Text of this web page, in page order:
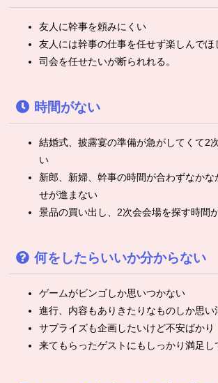
友人に幹事を頼みにくい
友人には幹事の仕事を任せず楽しんでほ
司会を任せたいが断られれる。
時間がない
結婚式、披露宴の準備が急がしてくて2
い
新郎、新婦、幹事の時間が合わずなかな
せが進まない
景品の買い出し、2次会会場を探す時間
何をしたらいいか分からない
ゲームがビンゴしか思いつかない
進行、内容もありきたりなものしか思い
サプライズも企画したいけど不安ばかり
来てもらったゲストにもしっかり満足し